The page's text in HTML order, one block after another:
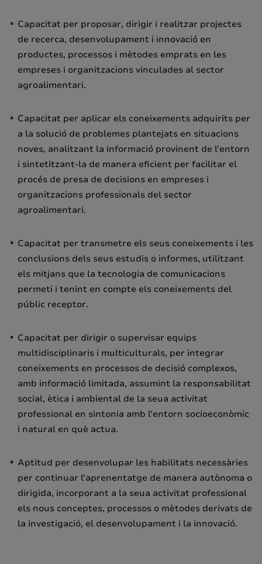
Capacitat per proposar, dirigir i realitzar projectes
de recerca, desenvolupament i innovació en
productes, processos i mètodes emprats en les
empreses i organitzacions vinculades al sector
agroalimentari.
Capacitat per aplicar els coneixements adquirits per
a la solució de problemes plantejats en situacions
noves, analitzant la informació provinent de l'entorn
i sintetitzant-la de manera eficient per facilitar el
procés de presa de decisions en empreses i
organitzacions professionals del sector
agroalimentari.
Capacitat per transmetre els seus coneixements i les
conclusions dels seus estudis o informes, utilitzant
els mitjans que la tecnologia de comunicacions
permeti i tenint en compte els coneixements del
públic receptor.
Capacitat per dirigir o supervisar equips
multidisciplinaris i multiculturals, per integrar
coneixements en processos de decisió complexos,
amb informació limitada, assumint la responsabilitat
social, ètica i ambiental de la seua activitat
professional en sintonia amb l'entorn socioeconòmic
i natural en què actua.
Aptitud per desenvolupar les habilitats necessàries
per continuar l'aprenentatge de manera autònoma o
dirigida, incorporant a la seua activitat professional
els nous conceptes, processos o mètodes derivats de
la investigació, el desenvolupament i la innovació.